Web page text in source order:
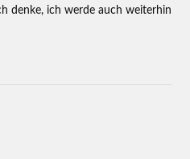
denke, ich werde auch weiterhin